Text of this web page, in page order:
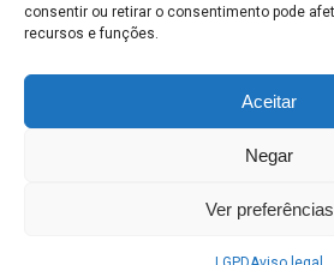
consentir ou retirar o consentimento pode
recursos e funções.
Aceitar
Negar
Ver preferências
MAPA DO SITE
SEDE DO ADMINISTRATIVO
Contato: 67